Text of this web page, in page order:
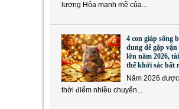
lượng Hỏa mạnh mẽ của...
4 con giáp sống
dung dễ gặp vận
lớn năm 2026,
thể khởi sắc bất
Năm 2026
thời điểm nhiều chuyển...